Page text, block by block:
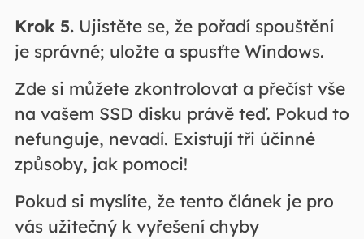
Krok 5.Ujistěte se, že pořadí spouštění
je správné; uložte a spusťte Windows.
Zde si můžete zkontrolovat a přečíst vše
na vašem SSD disku právě teď. Pokud to
nefunguje, nevadí. Existují tři účinné
způsoby, jak pomoci!
Pokud si myslíte, že tento článek je pro
vás užitečný k vyřešení chyby